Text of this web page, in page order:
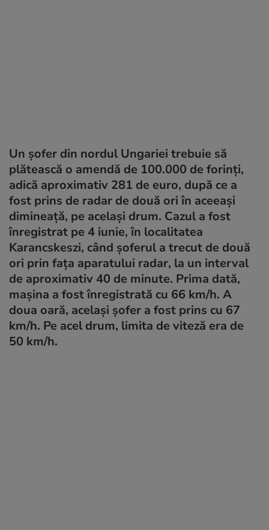
Un șofer din nordul Ungariei trebuie să
plătească o amendă de 100.000 de forinți,
adică aproximativ 281 de euro, după ce a
fost prins de radar de două ori în aceeași
dimineață, pe același drum. Cazul a fost
înregistrat pe 4 iunie, în localitatea
Karancskeszi, când șoferul a trecut de două
ori prin fața aparatului radar, la un interval
de aproximativ 40 de minute. Prima dată,
mașina a fost înregistrată cu 66 km/h. A
doua oară, același șofer a fost prins cu 67
km/h. Pe acel drum, limita de viteză era de
50 km/h.